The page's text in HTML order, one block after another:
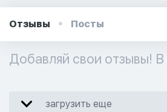
Отзывы Посты
Добавляй свои отзывы! В
загрузить еще